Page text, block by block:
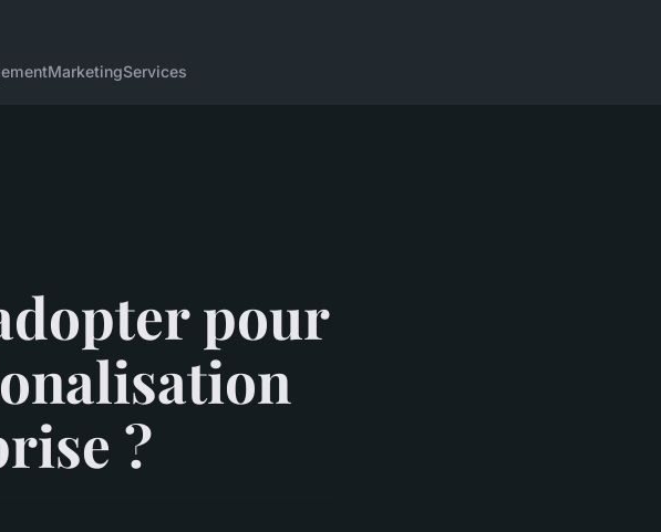
MarketingServices
pour
?